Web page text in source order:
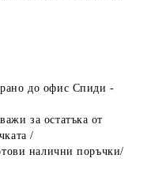
до офис Спиди -
за остатъка от
/
налични поръчки/